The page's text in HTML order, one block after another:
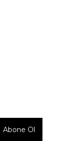
Abone Ol